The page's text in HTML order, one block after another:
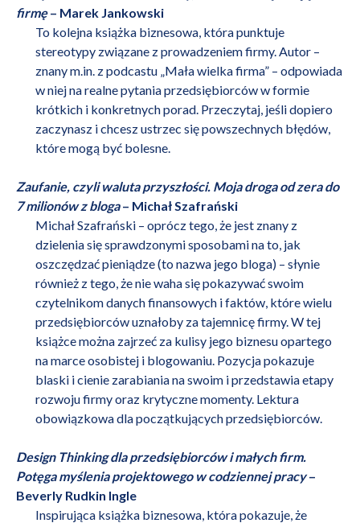
firmę– Marek Jankowski
To kolejna książka biznesowa, która punktuje
stereotypy związane z prowadzeniem firmy. Autor –
znany m.in. z podcastu „Mała wielka firma” – odpowiada
w niej na realne pytania przedsiębiorców w formie
krótkich i konkretnych porad. Przeczytaj, jeśli dopiero
zaczynasz i chcesz ustrzec się powszechnych błędów,
które mogą być bolesne.
Zaufanie, czyli waluta przyszłości. Moja droga od zera do
7 milionów z bloga– Michał Szafrański
Michał Szafrański – oprócz tego, że jest znany z
dzielenia się sprawdzonymi sposobami na to, jak
oszczędzać pieniądze (to nazwa jego bloga) – słynie
również z tego, że nie waha się pokazywać swoim
czytelnikom danych finansowych i faktów, które wielu
przedsiębiorców uznałoby za tajemnicę firmy. W tej
książce można zajrzeć za kulisy jego biznesu opartego
na marce osobistej i blogowaniu. Pozycja pokazuje
blaski i cienie zarabiania na swoim i przedstawia etapy
rozwoju firmy oraz krytyczne momenty. Lektura
obowiązkowa dla początkujących przedsiębiorców.
Design Thinking dla przedsiębiorców i małych firm.
Potęga myślenia projektowego w codziennej pracy–
Beverly Rudkin Ingle
Inspirująca książka biznesowa, która pokazuje, że